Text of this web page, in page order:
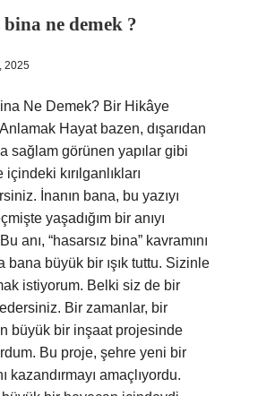
bina ne demek ?
2025
Ne Demek? Bir Hikâye
Hayat bazen, dışarıdan
sağlam görünen yapılar gibi
kırılganlıkları
İnanın bana, bu yazıyı
yaşadığım bir anıyı
anı, “hasarsız bina” kavramını
bana büyük bir ışık tuttu. Sizinle
istiyorum. Belki siz de bir
Bir zamanlar, bir
büyük bir inşaat projesinde
Bu proje, şehre yeni bir
kazandırmayı amaçlıyordu.